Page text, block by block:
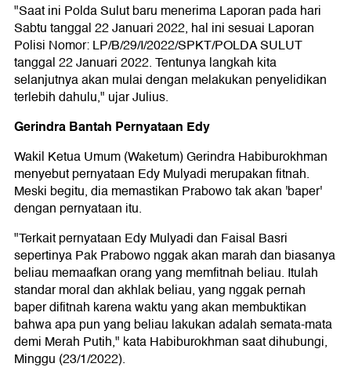
"Saat ini Polda Sulut baru menerima Laporan pada hari
Sabtu tanggal 22 Januari 2022, hal ini sesuai Laporan
Polisi Nomor: LP/B/29/I/2022/SPKT/POLDA SULUT
tanggal 22 Januari 2022. Tentunya langkah kita
selanjutnya akan mulai dengan melakukan penyelidikan
terlebih dahulu," ujar Julius.
Gerindra Bantah Pernyataan Edy
Wakil Ketua Umum (Waketum) Gerindra Habiburokhman
menyebut pernyataan Edy Mulyadi merupakan fitnah.
Meski begitu, dia memastikan Prabowo tak akan 'baper'
dengan pernyataan itu.
"Terkait pernyataan Edy Mulyadi dan Faisal Basri
sepertinya Pak Prabowo nggak akan marah dan biasanya
beliau memaafkan orang yang memfitnah beliau. Itulah
standar moral dan akhlak beliau, yang nggak pernah
baper difitnah karena waktu yang akan membuktikan
bahwa apa pun yang beliau lakukan adalah semata-mata
demi Merah Putih," kata Habiburokhman saat dihubungi,
Minggu (23/1/2022).